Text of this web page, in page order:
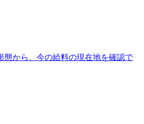
態から、今の給料の現在地を確認で